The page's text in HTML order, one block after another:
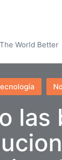
World Better
las